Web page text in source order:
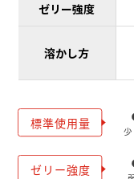
ゼリー強度
溶かし方